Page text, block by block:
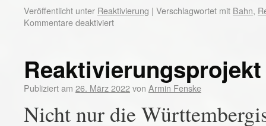
Veröffentlicht unter Reaktivierung | Verschlagwortet mit Bahn,
Kommentare deaktiviert
Publiziert am 26. März 2022von Armin Fenske
Nicht nur die